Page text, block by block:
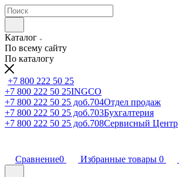
Каталог
По всему сайту
По каталогу
+7 800 222 50 25
+7 800 222 50 25INGCO
+7 800 222 50 25 доб.704Отдел продаж
+7 800 222 50 25 доб.703Бухгалтерия
+7 800 222 50 25 доб.708Сервисный Центр
Сравнение0 Избранные товары 0